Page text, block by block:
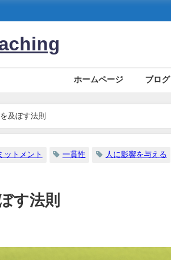
ホームページ ブログ
及ぼす法則
ットメント 一貫性 人に影響を与える
す法則